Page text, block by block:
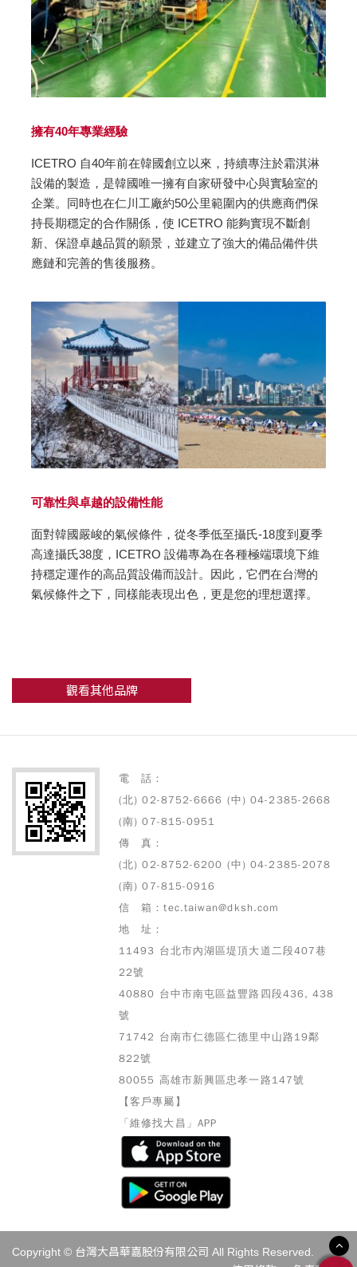
擁有40年專業經驗
ICETRO 自40年前在韓國創立以來，持續專注於霜淇淋
設備的製造，是韓國唯一擁有自家研發中心與實驗室的
企業。同時也在仁川工廠約50公里範圍內的供應商們保
持長期穩定的合作關係，使 ICETRO 能夠實現不斷創
新、保證卓越品質的願景，並建立了強大的備品備件供
應鏈和完善的售後服務。
可靠性與卓越的設備性能
面對韓國嚴峻的氣候條件，從冬季低至攝氏-18度到夏季
高達攝氏38度，ICETRO 設備專為在各種極端環境下維
持穩定運作的高品質設備而設計。因此，它們在台灣的
氣候條件之下，同樣能表現出色，更是您的理想選擇。
觀看其他品牌
電 話：
(北) 02-8752-6666 (中) 04-2385-2668
(南) 07-815-0951
傳 真：
(北) 02-8752-6200 (中) 04-2385-2078
(南) 07-815-0916
信 箱：tec.taiwan@dksh.com
地 址：
11493 台北市內湖區堤頂大道二段407巷
22號
40880 台中市南屯區益豐路四段436, 438
號
71742 台南市仁德區仁德里中山路19鄰
822號
80055 高雄市新興區忠孝一路147號
【客戶專屬】
「維修找大昌」APP
Copyright © 台灣大昌華嘉股份有限公司 All Rights Reserved.